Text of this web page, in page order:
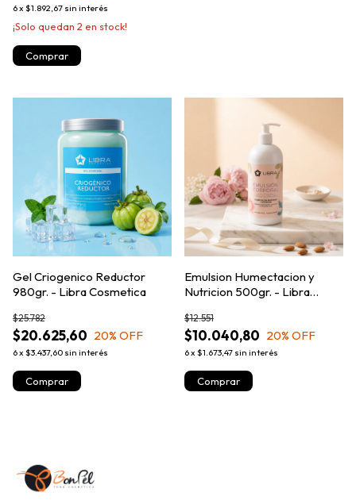
6x $1.892,67 sin interés
¡Solo quedan 2 en stock!
Gel Criogenico Reductor
980gr. - Libra Cosmetica
$20.625,60
$25.782
20% OFF
6x $3.437,60 sin interés
Emulsion Humectacion y
Nutricion 500gr. - Libra
$10.040,80
$12.551
20% OFF
6x $1.673,47 sin interés